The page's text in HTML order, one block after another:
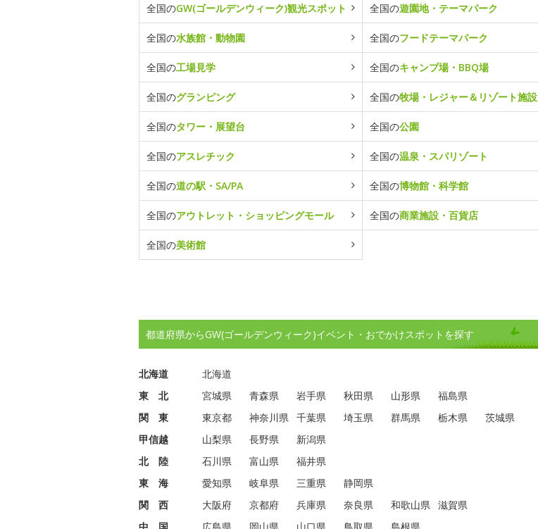
全国のGW(ゴールデンウィーク)観光スポット 全国の遊園地・テーマパーク
全国の水族館・動物園 全国のフードテーマパーク
全国の工場見学 全国のキャンプ場・BBQ場
全国のグランピング 全国の牧場・レジャー＆リゾート施設
全国のタワー・展望台 全国の公園
全国のアスレチック 全国の温泉・スパリゾート
全国の道の駅・SA/PA 全国の博物館・科学館
全国のアウトレット・ショッピングモール 全国の商業施設・百貨店
全国の美術館
都道府県からGW(ゴールデンウィーク)イベント・おでかけスポットを探す
北海道
北海道
東 北
宮城県 青森県 岩手県 秋田県 山形県
福島県
関 東
東京都 神奈川県 千葉県 埼玉県 群馬県 栃木県
茨城県
甲信越
山梨県 長野県
新潟県
北 陸
石川県 富山県
福井県
東 海
愛知県 岐阜県 三重県
静岡県
関 西
大阪府 京都府 兵庫県 奈良県 和歌山県 滋賀県